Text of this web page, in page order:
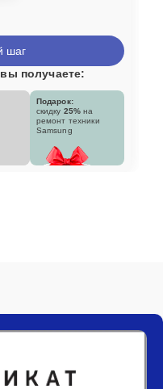
шаг
получаете:
Подарок:
скидку 25% на
ремонт техники
Samsung